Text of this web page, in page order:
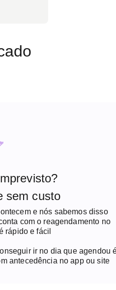
sem custo
e nós sabemos disso
com o reagendamento no
rápido e fácil
ir no dia que agendou
antecedência no app ou site